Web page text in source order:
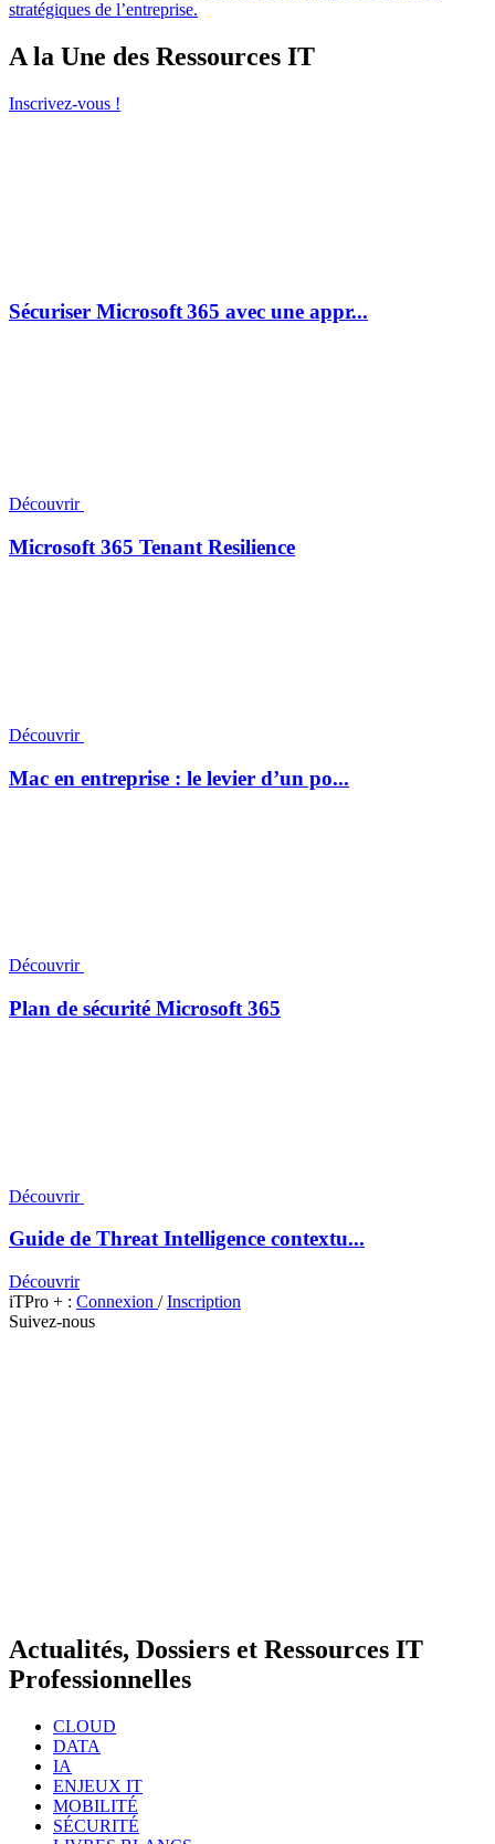
stratégiques de l’entreprise.
A la Une des Ressources IT
Inscrivez-vous !
Sécuriser Microsoft 365 avec une appr...
Découvrir
Microsoft 365 Tenant Resilience
Découvrir
Mac en entreprise : le levier d’un po...
Découvrir
Plan de sécurité Microsoft 365
Découvrir
Guide de Threat Intelligence contextu...
Découvrir
iTPro + : Connexion /Inscription
Suivez-nous
Actualités, Dossiers et Ressources IT
Professionnelles
CLOUD
DATA
IA
ENJEUX IT
MOBILITÉ
SÉCURITÉ